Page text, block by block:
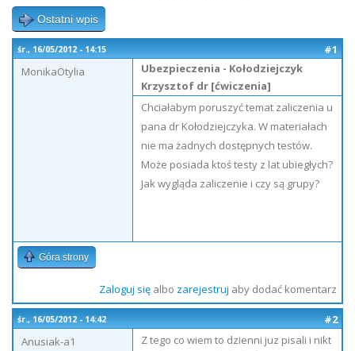
Ostatni wpis
śr., 16/05/2012 - 14:15
#1
MonikaOtylia
Ubezpieczenia - Kołodziejczyk
Krzysztof dr [ćwiczenia]
Chciałabym poruszyć temat zaliczenia u
pana dr Kołodziejczyka. W materiałach
nie ma żadnych dostępnych testów.
Może posiada ktoś testy z lat ubiegłych?
Jak wygląda zaliczenie i czy są grupy?
Góra strony
Zaloguj sięalbo zarejestruj aby dodać komentarz
śr., 16/05/2012 - 14:42
#2
Anusiak-a1
Z tego co wiem to dzienni juz pisali i nikt